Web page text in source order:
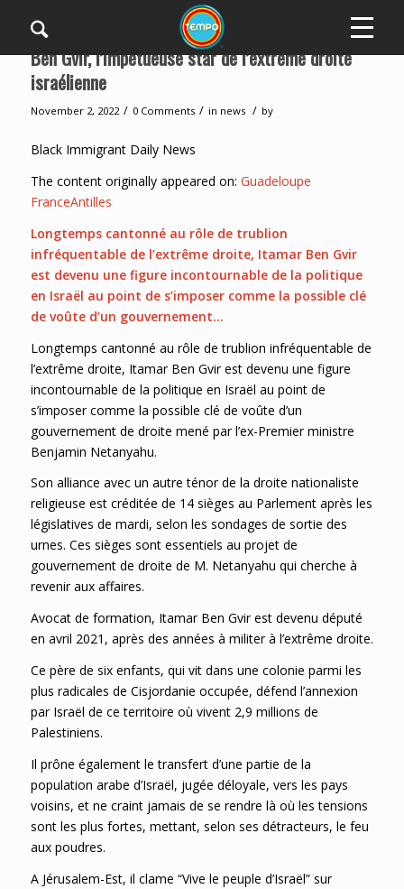
Ben Gvir, l’impétueuse star de l’extrême droite
israélienne
November 2, 2022 / 0 Comments / in news / by
Black Immigrant Daily News
The content originally appeared on: Guadeloupe
FranceAntilles
Longtemps cantonné au rôle de trublion
infréquentable de l’extrême droite, Itamar Ben Gvir
est devenu une figure incontournable de la politique
en Israël au point de s’imposer comme la possible clé
de voûte d’un gouvernement…
Longtemps cantonné au rôle de trublion infréquentable de
l’extrême droite, Itamar Ben Gvir est devenu une figure
incontournable de la politique en Israël au point de
s’imposer comme la possible clé de voûte d’un
gouvernement de droite mené par l’ex-Premier ministre
Benjamin Netanyahu.
Son alliance avec un autre ténor de la droite nationaliste
religieuse est créditée de 14 sièges au Parlement après les
législatives de mardi, selon les sondages de sortie des
urnes. Ces sièges sont essentiels au projet de
gouvernement de droite de M. Netanyahu qui cherche à
revenir aux affaires.
Avocat de formation, Itamar Ben Gvir est devenu député
en avril 2021, après des années à militer à l’extrême droite.
Ce père de six enfants, qui vit dans une colonie parmi les
plus radicales de Cisjordanie occupée, défend l’annexion
par Israël de ce territoire où vivent 2,9 millions de
Palestiniens.
Il prône également le transfert d’une partie de la
population arabe d’Israël, jugée déloyale, vers les pays
voisins, et ne craint jamais de se rendre là où les tensions
sont les plus fortes, mettant, selon ses détracteurs, le feu
aux poudres.
A Jérusalem-Est, il clame “Vive le peuple d’Israël” sur